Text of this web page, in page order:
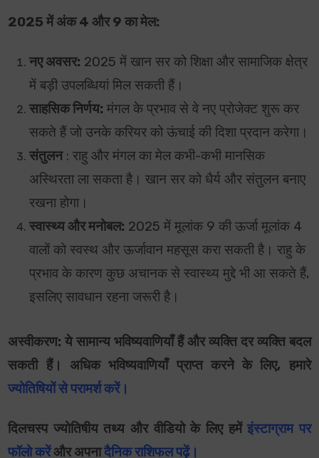
2025 में अंक 4 और 9 का मेल:
नए अवसर: 2025 में खान सर को शिक्षा और सामाजिक क्षेत्र
में बड़ी उपलब्धियां मिल सकती हैं।
साहसिक निर्णय: मंगल के प्रभाव से वे नए प्रोजेक्ट शुरू कर
सकते हैं जो उनके करियर को ऊंचाई की दिशा प्रदान करेगा।
संतुलन: राहु और मंगल का मेल कभी-कभी मानसिक
अस्थिरता ला सकता है। खान सर को धैर्य और संतुलन बनाए
रखना होगा।
स्वास्थ्य और मनोबल: 2025 में मूलांक 9 की ऊर्जा मूलांक 4
वालों को स्वस्थ और ऊर्जावान महसूस करा सकती है। राहु के
प्रभाव के कारण कुछ अचानक से स्वास्थ्य मुद्दे भी आ सकते हैं,
इसलिए सावधान रहना जरूरी है।
अस्वीकरण: ये सामान्य भविष्यवाणियाँ हैं और व्यक्ति दर व्यक्ति बदल
सकती हैं। अधिक भविष्यवाणियाँ प्राप्त करने के लिए, हमारे
ज्योतिषियों से परामर्श करें।
दिलचस्प ज्योतिषीय तथ्य और वीडियो के लिए हमेंइंस्टाग्राम पर
फॉलो करेंऔर अपनादैनिक राशिफल पढ़ें।